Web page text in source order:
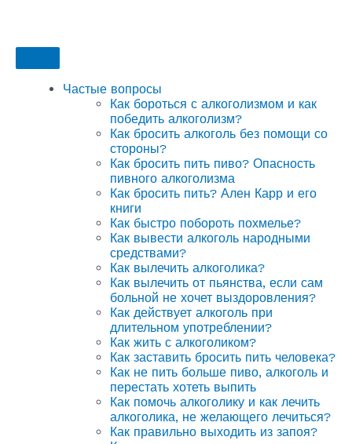
Частые вопросы
Как бороться с алкоголизмом и как
победить алкоголизм?
Как бросить алкоголь без помощи со
стороны?
Как бросить пить пиво? Опасность
пивного алкоголизма
Как бросить пить? Ален Карр и его
книги
Как быстро побороть похмелье?
Как вывести алкоголь народными
средствами?
Как вылечить алкоголика?
Как вылечить от пьянства, если сам
больной не хочет выздоровления?
Как действует алкоголь при
длительном употреблении?
Как жить с алкоголиком?
Как заставить бросить пить человека?
Как не пить больше пиво, алкоголь и
перестать хотеть выпить
Как помочь алкоголику и как лечить
алкоголика, не желающего лечиться?
Как правильно выходить из запоя?